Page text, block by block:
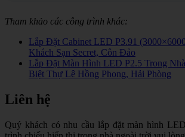
Tham khảo các công trình khác:
Lắp Đặt Cabinet LED P3.91
Khách Sạn Secret, Côn Đảo
Lắp Đặt Màn Hình LED P2.5 Trong
Biệt Thự Lê Hồng Phong, Hải Phòng
Liên hệ
Quý khách có nhu cầu lắp đặt màn hình